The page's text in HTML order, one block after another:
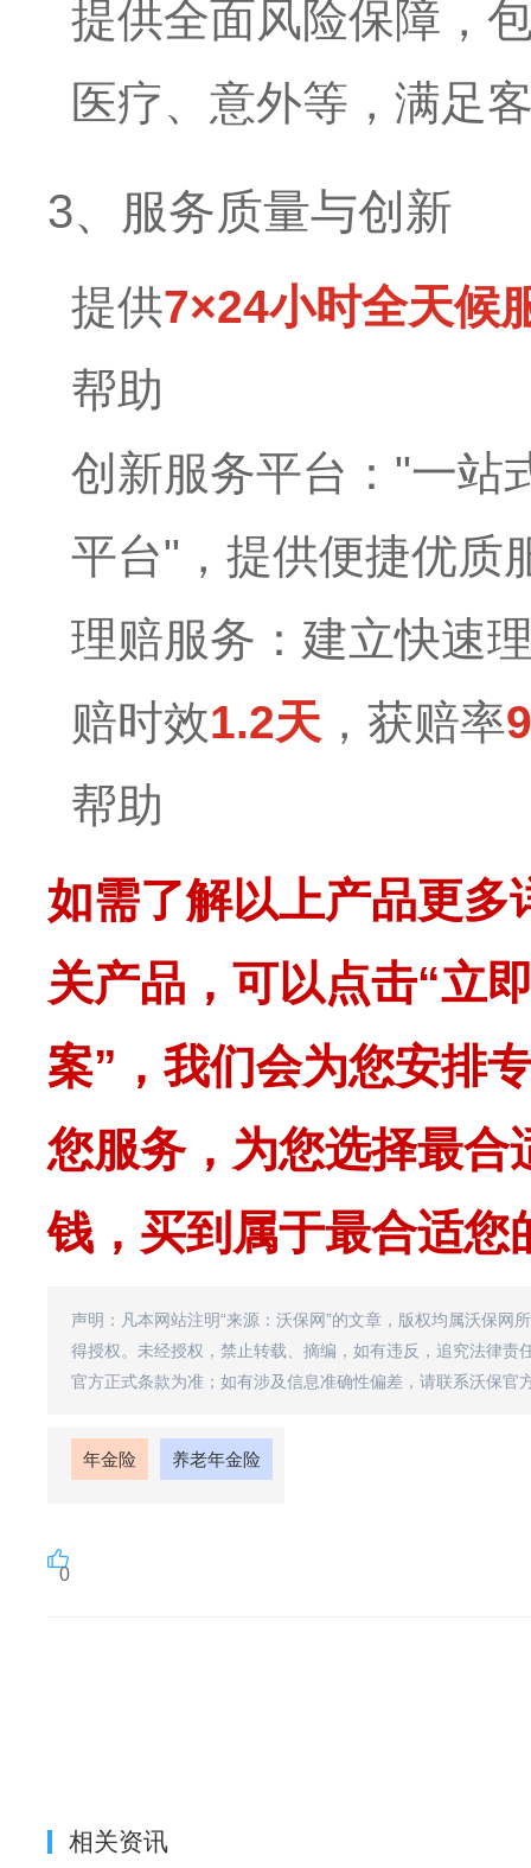
提供全面风险保障，
医疗、意外等，满足
3、服务质量与创新
提供7×24小时全天候
帮助
创新服务平台："一站
平台"，提供便捷优质
理赔服务：建立快速
赔时效1.2天 ，获赔率
帮助
如需了解以上产品更多
关产品，可以点击“立
案”，我们会为您安排
您服务，为您选择最合
钱，买到属于最合适您
声明：凡本网站注明“来源：沃保网”的文章，版权均属沃保网
得授权。未经授权，禁止转载、摘编，如有违反，追究法律
官方正式条款为准；如有涉及信息准确性偏差，请联系沃保官
年金险 养老年金险
0
相关资讯